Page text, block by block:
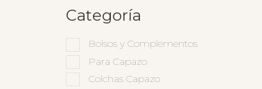
Categoría
Bolsos y Complementos
Para Capazo
Colchas Capazo